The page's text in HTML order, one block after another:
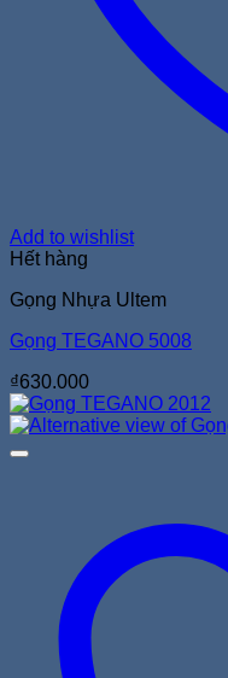
Add to wishlist
Hết hàng
Gọng Nhựa Ultem
Gọng TEGANO 5008
₫630.000